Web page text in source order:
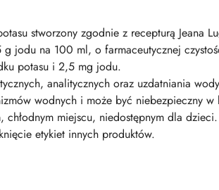
stworzony zgodnie z recepturą Jeana
jodu na 100 ml, o farmaceutycznej
potasu i 2,5 mg jodu.
analitycznych oraz uzdatniania
wodnych i może być niebezpieczny w
miejscu, niedostępnym dla dzieci.
etykiet innych produktów.